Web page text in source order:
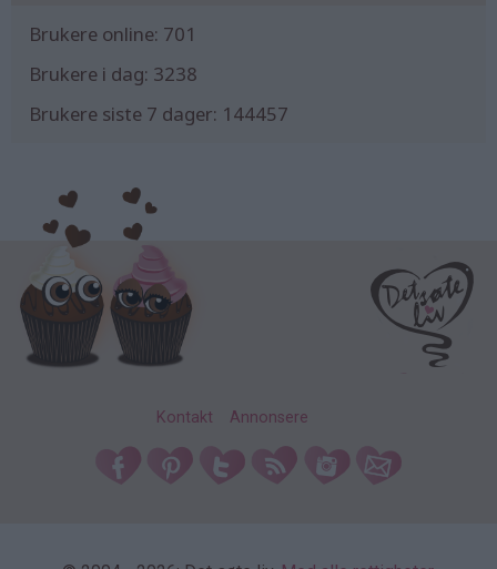
Brukere online: 701
Brukere i dag: 3238
Brukere siste 7 dager: 144457
Kontakt Annonsere